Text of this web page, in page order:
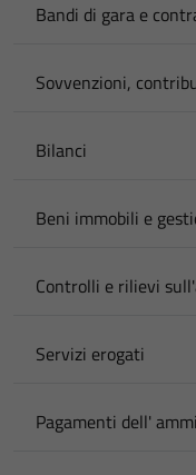
Bandi di gara e
Sovvenzioni,
Bilanci
Beni immobili e
Controlli e rilievi
Servizi erogati
Pagamenti dell'